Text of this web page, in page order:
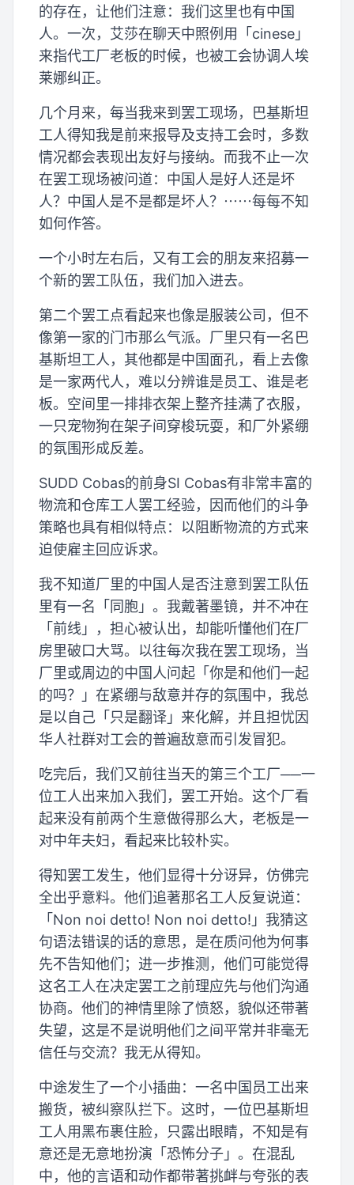
的存在，让他们注意：我们这里也有中国
人。一次，艾莎在聊天中照例用「cinese」
来指代工厂老板的时候，也被工会协调人埃
莱娜纠正。
几个月来，每当我来到罢工现场，巴基斯坦
工人得知我是前来报导及支持工会时，多数
情况都会表现出友好与接纳。而我不止一次
在罢工现场被问道：中国人是好人还是坏
人？中国人是不是都是坏人？⋯⋯每每不知
如何作答。
一个小时左右后，又有工会的朋友来招募一
个新的罢工队伍，我们加入进去。
第二个罢工点看起来也像是服装公司，但不
像第一家的门市那么气派。厂里只有一名巴
基斯坦工人，其他都是中国面孔，看上去像
是一家两代人，难以分辨谁是员工、谁是老
板。空间里一排排衣架上整齐挂满了衣服，
一只宠物狗在架子间穿梭玩耍，和厂外紧绷
的氛围形成反差。
SUDD Cobas的前身SI Cobas有非常丰富的
物流和仓库工人罢工经验，因而他们的斗争
策略也具有相似特点：以阻断物流的方式来
迫使雇主回应诉求。
我不知道厂里的中国人是否注意到罢工队伍
里有一名「同胞」。我戴著墨镜，并不冲在
「前线」，担心被认出，却能听懂他们在厂
房里破口大骂。以往每次我在罢工现场，当
厂里或周边的中国人问起「你是和他们一起
的吗？」在紧绷与敌意并存的氛围中，我总
是以自己「只是翻译」来化解，并且担忧因
华人社群对工会的普遍敌意而引发冒犯。
吃完后，我们又前往当天的第三个工厂──一
位工人出来加入我们，罢工开始。这个厂看
起来没有前两个生意做得那么大，老板是一
对中年夫妇，看起来比较朴实。
得知罢工发生，他们显得十分讶异，仿佛完
全出乎意料。他们追著那名工人反复说道：
「Non noi detto! Non noi detto!」我猜这
句语法错误的话的意思，是在质问他为何事
先不告知他们；进一步推测，他们可能觉得
这名工人在决定罢工之前理应先与他们沟通
协商。他们的神情里除了愤怒，貌似还带著
失望，这是不是说明他们之间平常并非毫无
信任与交流？我无从得知。
中途发生了一个小插曲：一名中国员工出来
搬货，被纠察队拦下。这时，一位巴基斯坦
工人用黑布裹住脸，只露出眼睛，不知是有
意还是无意地扮演「恐怖分子」。在混乱
中，他的言语和动作都带著挑衅与夸张的表